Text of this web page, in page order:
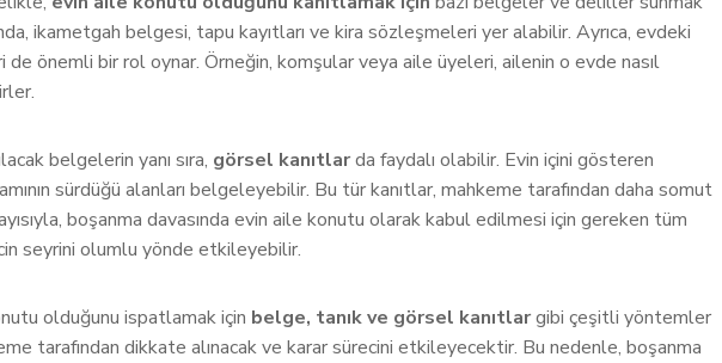
ikametgah belgesi, tapu kayıtları ve kira sözleşmeleri yer alabilir. Ayrıca, evdeki
de önemli bir rol oynar. Örneğin, komşular veya aile üyeleri, ailenin o evde nasıl
belgelerin yanı sıra, görsel kanıtlarda faydalı olabilir. Evin içini gösteren
sürdüğü alanları belgeleyebilir. Bu tür kanıtlar, mahkeme tarafından daha somut
boşanma davasında evin aile konutu olarak kabul edilmesi için gereken tüm
seyrini olumlu yönde etkileyebilir.
olduğunu ispatlamak için belge, tanık ve görsel kanıtlargibi çeşitli yöntemler
tarafından dikkate alınacak ve karar sürecini etkileyecektir. Bu nedenle, boşanma